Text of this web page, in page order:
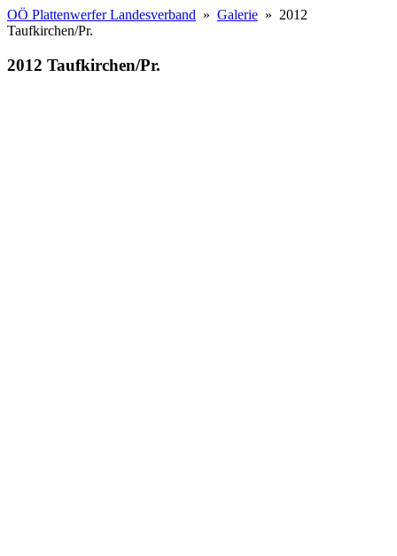
OÖ Plattenwerfer Landesverband » Galerie » 2012
Taufkirchen/Pr.
2012 Taufkirchen/Pr.